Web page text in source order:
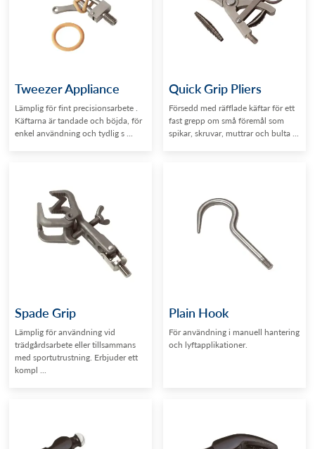
Tweezer Appliance
Lämplig för fint precisionsarbete .
Käftarna är tandade och böjda, för
enkel användning och tydlig s ...
Quick Grip Pliers
Försedd med räfflade käftar för ett
fast grepp om små föremål som
spikar, skruvar, muttrar och bulta ...
Spade Grip
Lämplig för användning vid
trädgårdsarbete eller tillsammans
med sportutrustning. Erbjuder ett
kompl ...
Plain Hook
För användning i manuell hantering
och lyftapplikationer.